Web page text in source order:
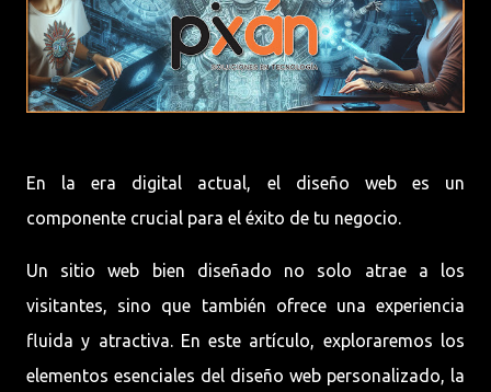
En la era digital actual, el diseño web es un
componente crucial para el éxito de tu negocio.
Un sitio web bien diseñado no solo atrae a los
visitantes, sino que también ofrece una experiencia
fluida y atractiva. En este artículo, exploraremos los
elementos esenciales del diseño web personalizado, la